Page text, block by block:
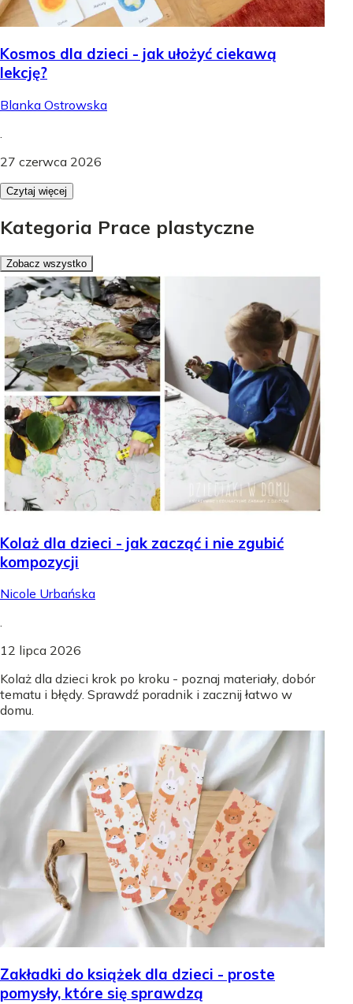
Kosmos dla dzieci - jak ułożyć ciekawą
lekcję?
Blanka Ostrowska
.
27 czerwca 2026
Czytaj więcej
Kategoria Prace plastyczne
Zobacz wszystko
Kolaż dla dzieci - jak zacząć i nie zgubić
kompozycji
Nicole Urbańska
.
12 lipca 2026
Kolaż dla dzieci krok po kroku - poznaj materiały, dobór
tematu i błędy. Sprawdź poradnik i zacznij łatwo w
domu.
Zakładki do książek dla dzieci - proste
pomysły, które się sprawdzą